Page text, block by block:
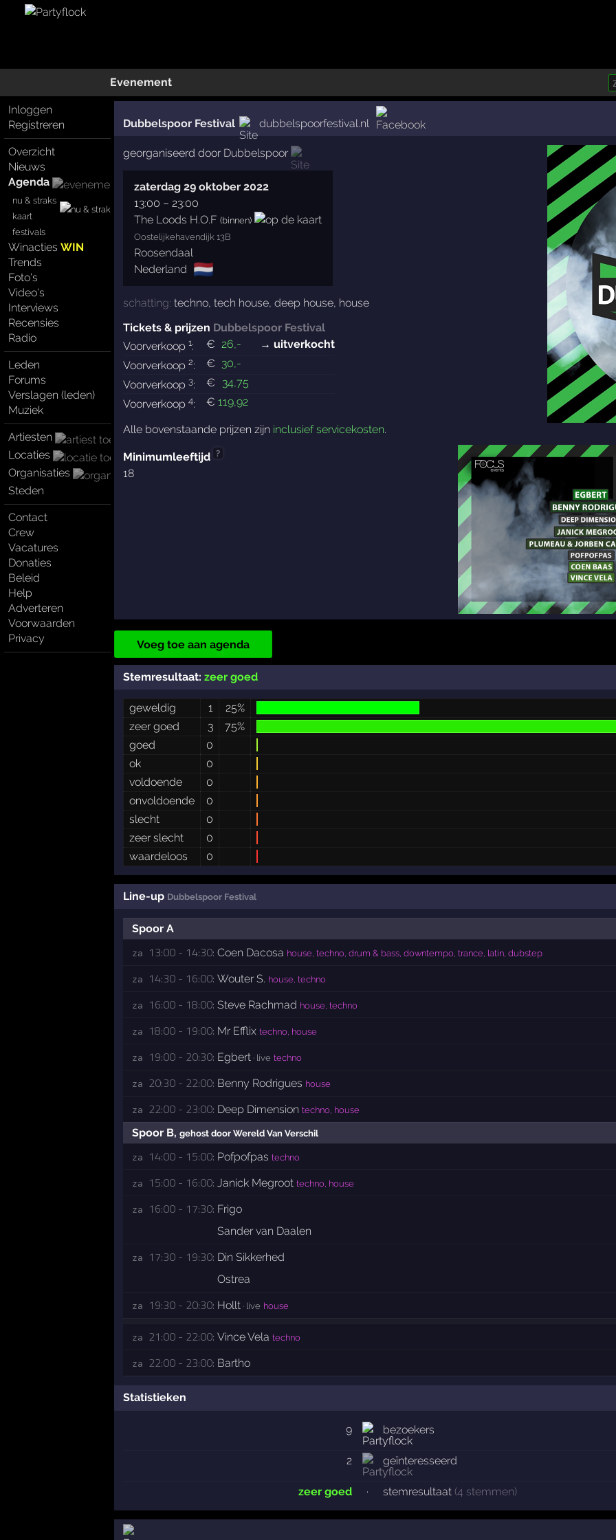
Evenement
Inloggen
Registreren
Overzicht
Nieuws
Agenda
nu & straks
kaart
festivals
WinactiesWIN
Trends
Foto's
Video's
Interviews
Recensies
Radio
Leden
Forums
Verslagen (leden)
Muziek
Artiesten
Locaties
Organisaties
Steden
Contact
Crew
Vacatures
Donaties
Beleid
Help
Adverteren
Voorwaarden
Privacy
Dubbelspoor Festival dubbelspoorfestival.nl
georganiseerd door Dubbelspoor
zaterdag 29 oktober 2022
13:00 – 23:00
The Loods H.O.F (binnen)
Oostelijkehavendijk 13B
Roosendaal
Nederland 🇳🇱
schatting: techno, tech house, deep house, house
Tickets & prijzen Dubbelspoor Festival
Voorverkoop 1: € 26,-
→ uitverkocht
Voorverkoop 2: € 30,-
Voorverkoop 3: € 34,75
Voorverkoop 4: € 119,92
Alle bovenstaande prijzen zijn inclusief servicekosten.
Minimumleeftijd ?
18
Voeg toe aan agenda
Stemresultaat: zeer goed
geweldig 1
25%
zeer goed
3
75%
goed
0
ok
0
voldoende
0
onvoldoende
0
slecht
0
zeer slecht
0
waardeloos
0
Line-up Dubbelspoor Festival
Spoor A
za 13:00 - 14:30: Coen Dacosa house, techno, drum & bass, downtempo, trance, latin, dubstep
za 14:30 - 16:00: Wouter S. house, techno
za 16:00 - 18:00: Steve Rachmad house, techno
za 18:00 - 19:00: Mr Efflix techno, house
za 19:00 - 20:30: Egbert· live techno
za 20:30 - 22:00: Benny Rodrigues house
za 22:00 - 23:00: Deep Dimension techno, house
Spoor B, gehost door Wereld Van Verschil
za 14:00 - 15:00: Pofpofpas techno
za 15:00 - 16:00: Janick Megroot techno, house
za 16:00 - 17:30: Frigo
Sander van Daalen
za 17:30 - 19:30: Din Sikkerhed
Ostrea
za 19:30 - 20:30: Hollt· live house
za 21:00 - 22:00: Vince Vela techno
za 22:00 - 23:00: Bartho
Statistieken
9 bezoekers
2 geïnteresseerd
zeer goed · stemresultaat (4 stemmen)